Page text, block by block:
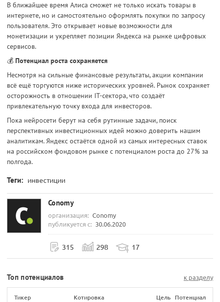
В ближайшее время Алиса сможет не только искать товары в
интернете, но и самостоятельно оформлять покупки по запросу
пользователя. Это открывает новые возможности для
монетизации и укрепляет позиции Яндекса на рынке цифровых
сервисов.
💰 Потенциал роста сохраняется
Несмотря на сильные финансовые результаты, акции компании
всё ещё торгуются ниже исторических уровней. Рынок сохраняет
осторожность в отношении IT-сектора, что создаёт
привлекательную точку входа для инвесторов.
Пока нейросети берут на себя рутинные задачи, поиск
перспективных инвестиционных идей можно доверить нашим
аналитикам. Яндекс остаётся одной из самых интересных ставок
на российском фондовом рынке с потенциалом роста до 27% за
полгода.
Теги: инвестиции
Conomy
организация: Conomy
публикуется с: 30.06.2020
315 298 17
Топ потенциалов к разделу
Тикер Котировка Цель Потенциал